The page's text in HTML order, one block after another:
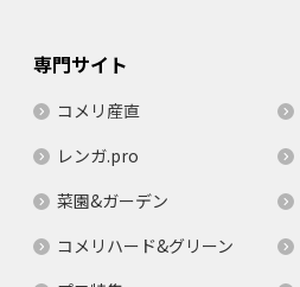
専門サイト
コメリ産直
レンガ.pro
菜園&ガーデン
コメリハード&グリーン